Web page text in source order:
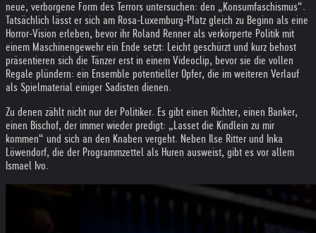
neue, verborgene Form des Terrors untersuchen: den „Konsumfaschismus“.
Tatsächlich lässt er sich am Rosa-Luxemburg-Platz gleich zu Beginn als eine
Horror-Vision erleben, bevor ihr Roland Renner als verkörperte Politik mit
einem Maschinengewehr ein Ende setzt: Leicht geschürzt und kurz behost
präsentieren sich die Tänzer erst in einem Videoclip, bevor sie die vollen
Regale plündern: ein Ensemble potentieller Opfer, die im weiteren Verlauf
als Spielmaterial einiger Sadisten dienen.
Zu denen zählt nicht nur der Politiker. Es gibt einen Richter, einen Banker,
einen ­Bischof, der immer wieder predigt: „Lasset die Kindlein zu mir
kommen“ und sich an den Knaben vergeht. Neben Ilse Ritter und Inka
Löwendorf, die der Programmzettel als Huren ausweist, gibt es vor allem
Ismael Ivo.